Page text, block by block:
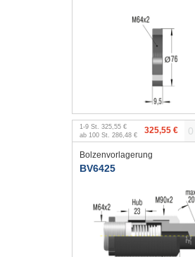
1 -9 St. 325,55 €
ab 100 St. 286,48 € 325,55 €
Bolzenvorlagerung
BV6425